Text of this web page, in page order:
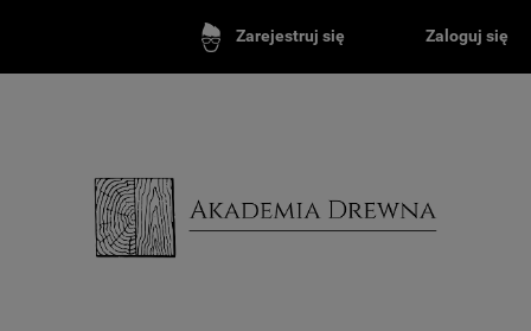
Zarejestruj się Zaloguj się